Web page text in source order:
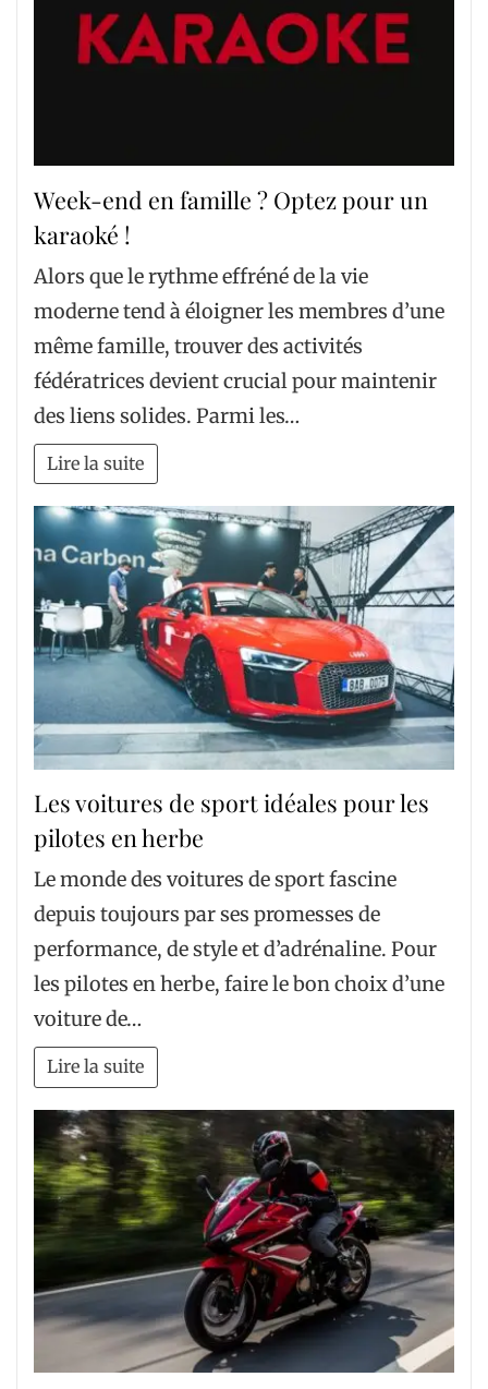
Week-end en famille ? Optez pour un
karaoké !
Alors que le rythme effréné de la vie
moderne tend à éloigner les membres d’une
même famille, trouver des activités
fédératrices devient crucial pour maintenir
des liens solides. Parmi les…
Lire la suite
Les voitures de sport idéales pour les
pilotes en herbe
Le monde des voitures de sport fascine
depuis toujours par ses promesses de
performance, de style et d’adrénaline. Pour
les pilotes en herbe, faire le bon choix d’une
voiture de…
Lire la suite